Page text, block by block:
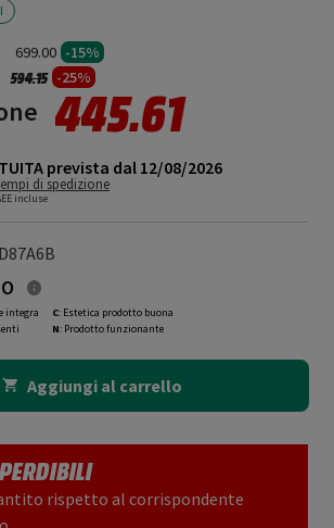
699.00 -15%
Prezzo ridotto da
594.15a -25%
445.61
prevista dal 12/08/2026
di spedizione
incluse
integra
C: Estetica prodotto buona
N: Prodotto funzionante
Aggiungi al carrello
rispetto al corrispondente